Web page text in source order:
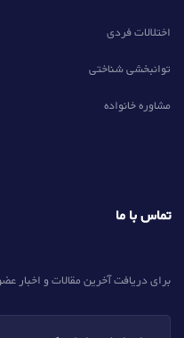
اختلالات فردی
توانبخشی شناختی
مشاوره خانواده
تماس با ما
برای دریافت آخرین مقالات و اخبار